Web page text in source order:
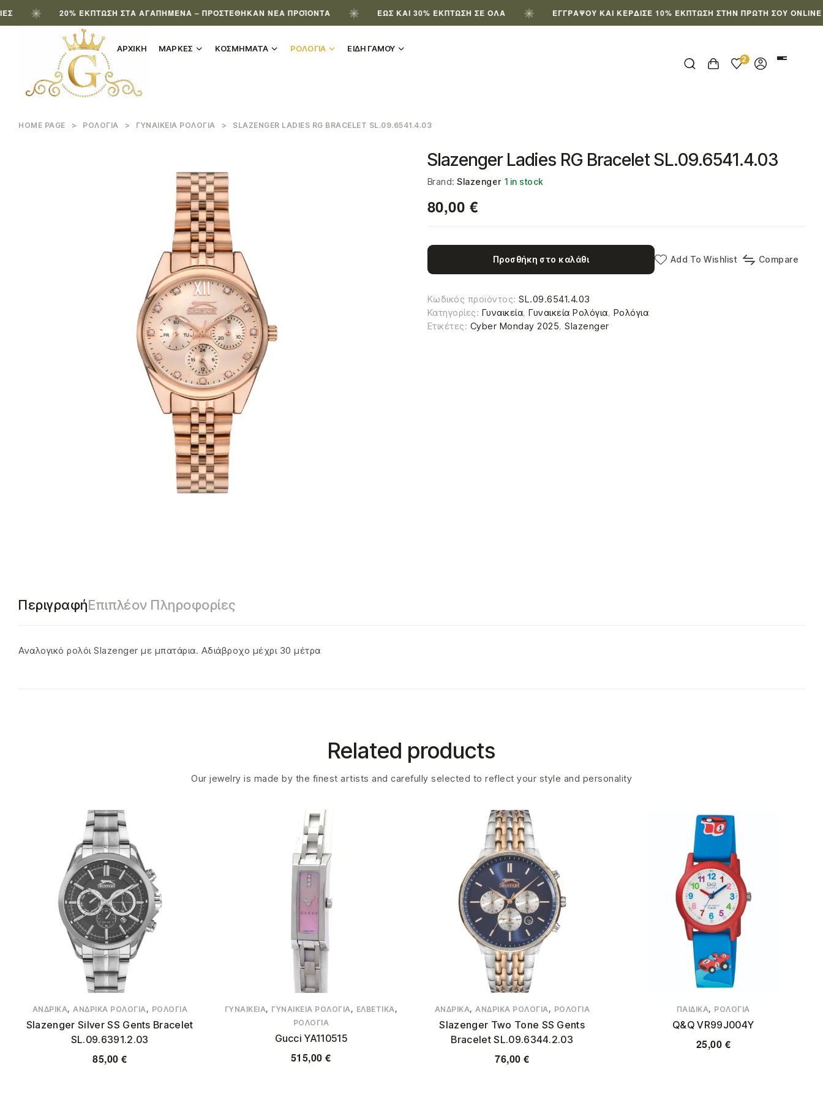
20% ΈΚΠΤΩΣΗ ΣΤΑ ΑΓΑΠΗΜΈΝΑ – ΠΡΟΣΤΈΘΗΚΑΝ ΝΈΑ ΠΡΟΪΌΝΤΑ ΈΩΣ ΚΑΙ 30% ΈΚΠΤΩΣΗ ΣΕ ΌΛΑ ΕΓΓΡΆΨΟΥ ΚΑΙ ΚΈΡΔΙΣΕ 10% ΈΚΠΤΩΣΗ ΣΤΗΝ ΠΡΏΤΗ ΣΟΥ ONLINE
ΑΡΧΙΚΗ ΜΑΡΚΕΣ ΚΟΣΜΗΜΑΤΑ ΡΟΛΟΓΙΑ ΕΙΔΗ ΓΑΜΟΥ
2
HOME PAGE > ΡΟΛΌΓΙΑ > ΓΥΝΑΙΚΕΊΑ ΡΟΛΌΓΙΑ > SLAZENGER LADIES RG BRACELET SL.09.6541.4.03
Slazenger Ladies RG Bracelet SL.09.6541.4.03
Brand:Slazenger 1 in stock
80,00 €
Προσθήκη στο καλάθι Add To Wishlist Compare
Κωδικός προϊόντος:SL.09.6541.4.03
Κατηγορίες: Γυναικεία,Γυναικεία Ρολόγια, Ρολόγια
Ετικέτες: Cyber Monday 2025,Slazenger
ΠεριγραφήΕπιπλέον Πληροφορίες
Αναλογικό ρολόι Slazenger με μπατάρια. Αδιάβροχο μέχρι 30 μέτρα
Related products
Our jewelry is made by the finest artists and carefully selected to reflect your style and personality
ΑΝΔΡΙΚΆ, ΑΝΔΡΙΚΆ ΡΟΛΌΓΙΑ , ΡΟΛΌΓΙΑ
Slazenger Silver SS Gents Bracelet
SL.09.6391.2.03
85,00 €
ΓΥΝΑΙΚΕΊΑ, ΓΥΝΑΙΚΕΊΑ ΡΟΛΌΓΙΑ , ΕΛΒΕΤΙΚΆ ,
ΡΟΛΌΓΙΑ
Gucci YA110515
515,00€
ΑΝΔΡΙΚΆ, ΑΝΔΡΙΚΆ ΡΟΛΌΓΙΑ , ΡΟΛΌΓΙΑ
Slazenger Two Tone SS Gents
Bracelet SL.09.6344.2.03
76,00 €
ΠΑΙΔΙΚΆ, ΡΟΛΌΓΙΑ
Q&Q VR99J004Y
25,00 €